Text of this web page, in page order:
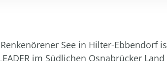
See in Hilter-Ebbendorf
im Südlichen Osnabrücker Land